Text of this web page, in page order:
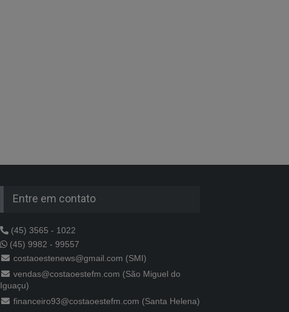
Entre em contato
(45) 3565 - 1022
(45) 9982 - 99557
costaoestenews@gmail.com (SMI)
vendas@costaoestefm.com (São Miguel do
Iguaçu)
financeiro93@costaoestefm.com (Santa Helena)